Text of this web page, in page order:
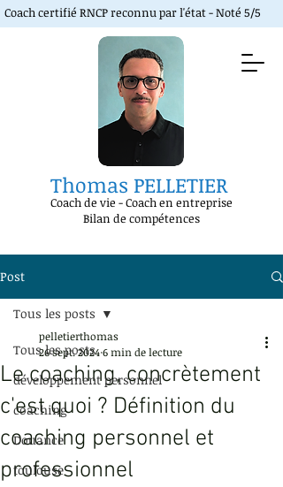
Thomas PELLETIER
Coach de vie -Coach en entreprise
Bilan de compétences
Coach certifié RNCP reconnu par l'état - Noté 5/5
Post
Tous les posts
développement personnel
coaching
Douance
toulouse
Tous les posts
Le coaching, concrètement
c'est quoi ? Définition du
coaching personnel et
professionnel
pelletierthomas
26 sept. 20246 min de lecture